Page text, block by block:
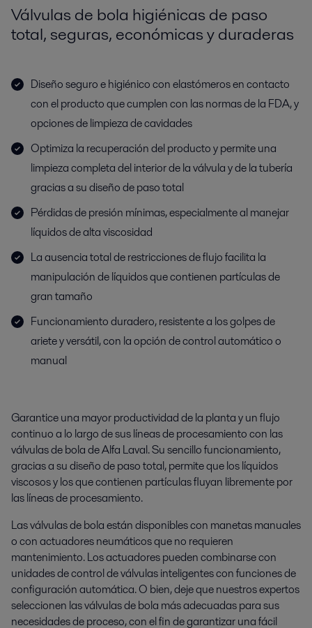
Válvulas de bola higiénicas de paso
total, seguras, económicas y duraderas
Diseño seguro e higiénico con elastómeros en contacto
con el producto que cumplen con las normas de la FDA, y
opciones de limpieza de cavidades
Optimiza la recuperación del producto y permite una
limpieza completa del interior de la válvula y de la tubería
gracias a su diseño de paso total
Pérdidas de presión mínimas, especialmente al manejar
líquidos de alta viscosidad
La ausencia total de restricciones de flujo facilita la
manipulación de líquidos que contienen partículas de
gran tamaño
Funcionamiento duradero, resistente a los golpes de
ariete y versátil, con la opción de control automático o
manual
Garantice una mayor productividad de la planta y un flujo
continuo a lo largo de sus líneas de procesamiento con las
válvulas de bola de Alfa Laval. Su sencillo funcionamiento,
gracias a su diseño de paso total, permite que los líquidos
viscosos y los que contienen partículas fluyan libremente por
las líneas de procesamiento.
Las válvulas de bola están disponibles con manetas manuales
o con actuadores neumáticos que no requieren
mantenimiento. Los actuadores pueden combinarse con
unidades de control de válvulas inteligentes con funciones de
configuración automática. O bien, deje que nuestros expertos
seleccionen las válvulas de bola más adecuadas para sus
necesidades de proceso, con el fin de garantizar una fácil